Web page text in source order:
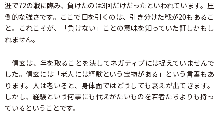
涯で72の戦に臨み、負けたのは3回だけだったといわれています。圧
倒的な強さです。ここで目を引くのは、引き分けた戦が20もあるこ
と。これこそが、「負けない」ことの意味を知っていた証しかもし
れません。
信玄は、年を取ることを決してネガティブには捉えていませんで
した。信玄には「老人には経験という宝物がある」という言葉もあ
ります。人は老いると、身体面ではどうしても衰えが出てきます。
しかし、経験という何事にも代えがたいものを若者たちよりも持っ
ているということです。